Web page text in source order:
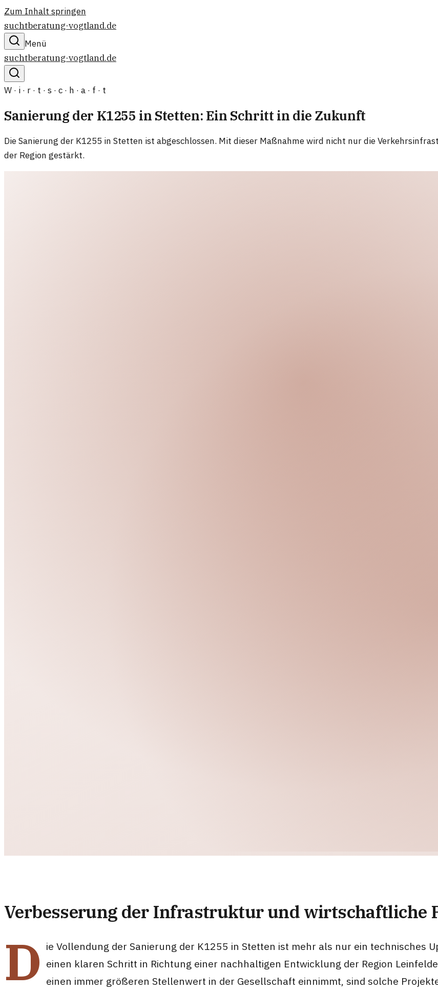
Zum Inhalt springen
suchtberatung-vogtland.de
Menü
suchtberatung-vogtland.de
W · i · r · t · s · c · h · a · f · t
Sanierung der K1255 in Stetten: Ein Schritt in die Zukunft
Die Sanierung der K1255 in Stetten ist abgeschlossen. Mit dieser Maßnahme wird nicht nur die
der Region gestärkt.
Verbesserung der Infrastruktur und wirtschaftliche
D ie Vollendung der Sanierung der K1255 in Stetten ist mehr als nur ein technisches
einen klaren Schritt in Richtung einer nachhaltigen Entwicklung der Region
einen immer größeren Stellenwert in der Gesellschaft einnimmt, sind solche